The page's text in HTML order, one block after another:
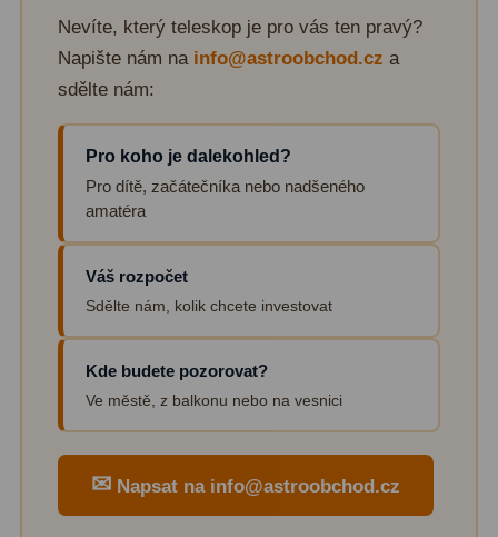
Noční vidění8
Pro děti5
Školní a laboratorní
Biologické
Digitální10
Kapesní
Příslušenství16
Nevíte, který teleskop je pro vás ten pravý?
Napište nám na info@astroobchod.cz a
sdělte nám:
Pro koho je dalekohled?
Pro dítě, začátečníka nebo nadšeného
amatéra
Váš rozpočet
Sdělte nám, kolik chcete investovat
Kde budete pozorovat?
Ve městě, z balkonu nebo na vesnici
✉ Napsat na info@astroobchod.cz